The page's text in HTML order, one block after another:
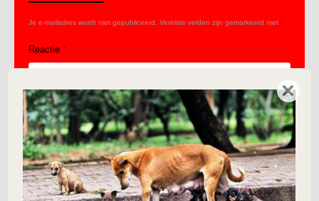
Je e-mailadres wordt niet gepubliceerd. Vereiste velden zijn gemarkeerd met *
Reactie *
×